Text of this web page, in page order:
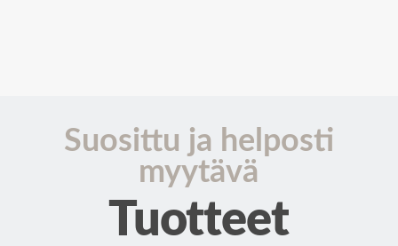
Suosittu ja helposti
myytävä
Tuotteet